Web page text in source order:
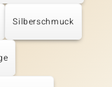
Silberschmuck